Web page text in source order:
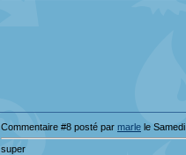
Commentaire #8 posté par marle le
super